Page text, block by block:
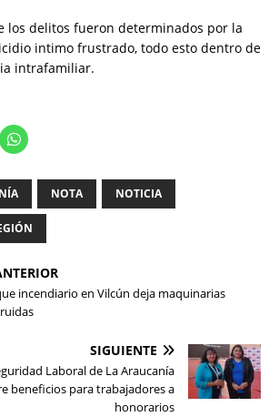
los delitos fueron determinados por la
intimo frustrado, todo esto dentro de
intrafamiliar.
NOTA NOTICIA
incendiario en Vilcún deja maquinarias
SIGUIENTE
Laboral de La Araucanía
beneficios para trabajadores a
honorarios